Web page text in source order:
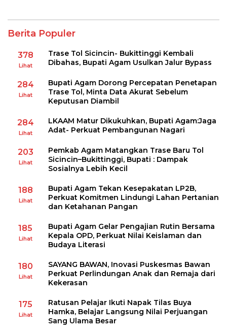
Berita Populer
378
Lihat
Trase Tol Sicincin- Bukittinggi Kembali
Dibahas, Bupati Agam Usulkan Jalur Bypass
284
Lihat
Bupati Agam Dorong Percepatan Penetapan
Trase Tol, Minta Data Akurat Sebelum
Keputusan Diambil
284
Lihat
LKAAM Matur Dikukuhkan, Bupati Agam:Jaga
Adat- Perkuat Pembangunan Nagari
203
Lihat
Pemkab Agam Matangkan Trase Baru Tol
Sicincin–Bukittinggi, Bupati : Dampak
Sosialnya Lebih Kecil
188
Lihat
Bupati Agam Tekan Kesepakatan LP2B,
Perkuat Komitmen Lindungi Lahan Pertanian
dan Ketahanan Pangan
185
Lihat
Bupati Agam Gelar Pengajian Rutin Bersama
Kepala OPD, Perkuat Nilai Keislaman dan
Budaya Literasi
180
Lihat
SAYANG BAWAN, Inovasi Puskesmas Bawan
Perkuat Perlindungan Anak dan Remaja dari
Kekerasan
175
Lihat
Ratusan Pelajar Ikuti Napak Tilas Buya
Hamka, Belajar Langsung Nilai Perjuangan
Sang Ulama Besar